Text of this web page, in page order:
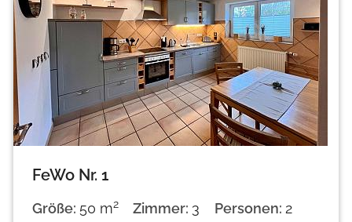
FeWo Nr. 1
Größe: 50 m2 Zimmer: 3 Personen: 2